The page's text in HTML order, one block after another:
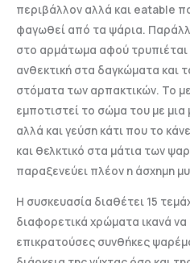
περιβάλλον αλλά και eatable
φαγωθεί από τα ψάρια.
στο αρμάτωμα αφού τρυπιέται
ανθεκτική στα δαγκώματα και
στόματα των αρπακτικών. Το
εμποτιστεί το σώμα του με
αλλά και γεύση κάτι που το
και θελκτικό στα μάτια των
παραξενεύει πλέον η άσχημη
Η συσκευασία διαθέτει 15
διαφορετικά χρώματα ικανά να
επικρατούσες συνθήκες